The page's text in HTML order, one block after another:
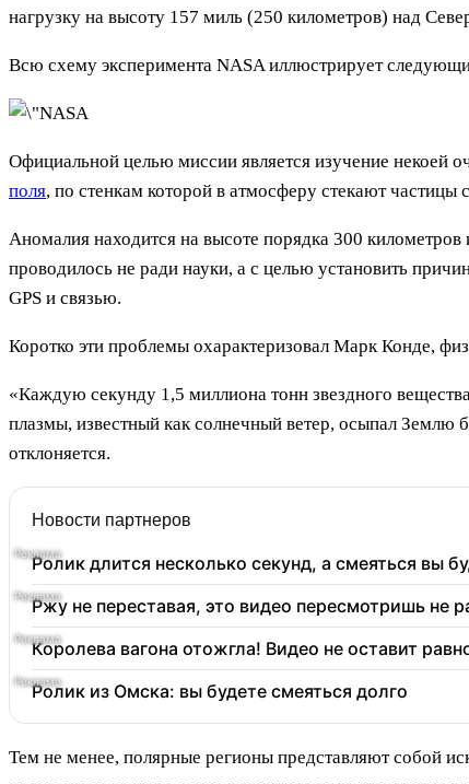
нагрузку на высоту 157 миль (250 километров) над
Всю схему эксперимента NASA иллюстрирует
Официальной целью миссии является изучение некоей
поля, по стенкам которой в атмосферу стекают частицы
Аномалия находится на высоте порядка 300
проводилось не ради науки, а с целью установить
GPS и связью.
Коротко эти проблемы охарактеризовал Марк Конде,
«Каждую секунду 1,5 миллиона тонн звездного
плазмы, известный как солнечный ветер, осыпал Землю
отклоняется.
Новости партнеров
Ролик длится несколько секунд, а смеяться вы
Ржу не переставая, это видео пересмотришь не
Королева вагона отожгла! Видео не оставит
Ролик из Омска: вы будете смеяться долго
Тем не менее, полярные регионы представляют собой